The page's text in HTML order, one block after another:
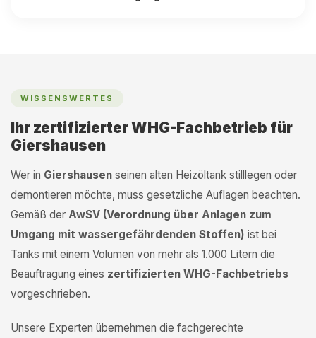
WISSENSWERTES
Ihr zertifizierter WHG-Fachbetrieb für
Giershausen
Wer in Giershausen seinen alten Heizöltank stilllegen oder
demontieren möchte, muss gesetzliche Auflagen beachten.
Gemäß der AwSV (Verordnung über Anlagen zum
Umgang mit wassergefährdenden Stoffen) ist bei
Tanks mit einem Volumen von mehr als 1.000 Litern die
Beauftragung eines zertifizierten WHG-Fachbetriebs
vorgeschrieben.
Unsere Experten übernehmen die fachgerechte